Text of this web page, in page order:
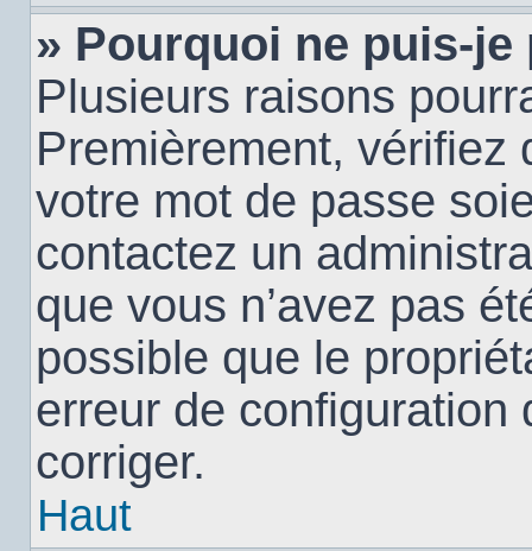
» Pourquoi ne puis-
Plusieurs raisons
Premièrement, vérifiez
votre mot de passe
contactez un
que vous n’avez pas
possible que le
erreur de configuration
corriger.
Haut